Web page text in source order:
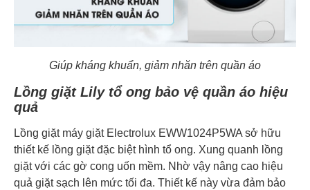
Giúp kháng khuẩn, giảm nhăn trên quần áo
Lồng giặt Lily tổ ong bảo vệ quần áo hiệu
quả
Lồng giặt máy giặt Electrolux EWW1024P5WA sở hữu
thiết kế lồng giặt đặc biệt hình tổ ong. Xung quanh lồng
giặt với các gờ cong uốn mềm. Nhờ vậy nâng cao hiệu
quả giặt sạch lên mức tối đa. Thiết kế này vừa đảm bảo